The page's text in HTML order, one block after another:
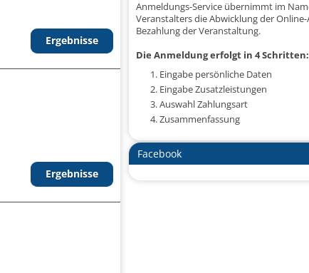
Ergebnisse
Ergebnisse
Anmeldungs-Service übernimmt im
Veranstalters die Abwicklung der
Bezahlung der Veranstaltung.
Die Anmeldung erfolgt in 4 Schritten:
1. Eingabe persönliche Daten
2. Eingabe Zusatzleistungen
3. Auswahl Zahlungsart
4. Zusammenfassung
Facebook